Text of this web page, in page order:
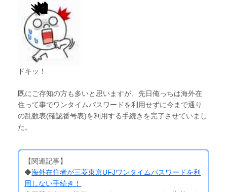
ドキッ！
既にご存知の方も多いと思いますが、先日俺っちは海外在
住って事でワンタイムパスワードを利用せずに今まで通り
の乱数表(確認番号表)を利用する手続きを完了させていまし
た。
【関連記事】
◆海外在住者が三菱東京UFJワンタイムパスワードを利
用しない手続き！